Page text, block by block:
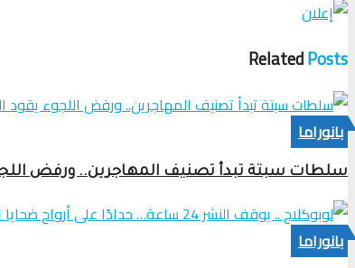
RelatedPosts
بانوراما
سلطات سبتة تبدأ تصنيف المهاجرين.. ورفض
بانوراما